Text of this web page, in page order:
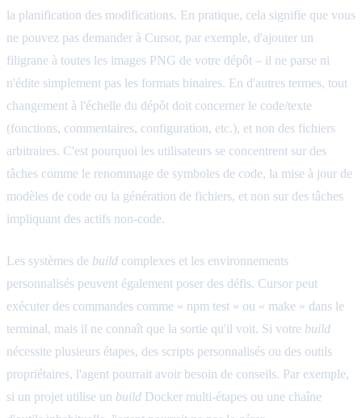
la planification des modifications. En pratique, cela signifie que vous
ne pouvez pas demander à Cursor, par exemple, d'ajouter un
filigrane à toutes les images PNG de votre dépôt – il ne parse ni
n'édite simplement pas les formats binaires. En d'autres termes, tout
changement à l'échelle du dépôt doit concerner le code/texte
(fonctions, commentaires, configuration, etc.), et non des fichiers
arbitraires. C'est pourquoi les utilisateurs se concentrent sur des
tâches comme le renommage de symboles de code, la mise à jour de
modèles de code ou la génération de fichiers, et non sur des tâches
impliquant des actifs non-code.
Les systèmes de build complexes et les environnements
personnalisés peuvent également poser des défis. Cursor peut
exécuter des commandes comme « npm test » ou « make » dans le
terminal, mais il ne connaît que la sortie qu'il voit. Si votre build
nécessite plusieurs étapes, des scripts personnalisés ou des outils
propriétaires, l'agent pourrait avoir besoin de conseils. Par exemple,
si un projet utilise un build Docker multi-étapes ou une chaîne